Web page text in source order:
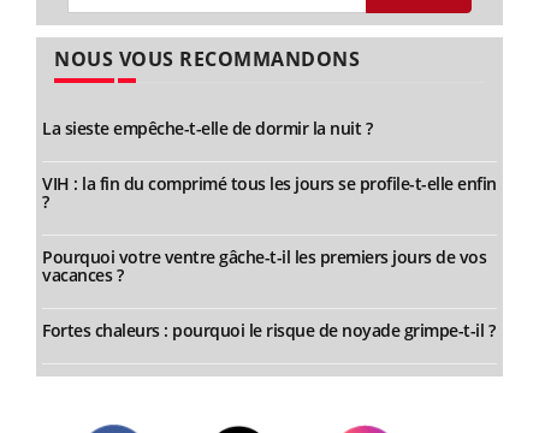
NOUS VOUS RECOMMANDONS
La sieste empêche-t-elle de dormir la nuit ?
VIH : la fin du comprimé tous les jours se profile-t-elle enfin
?
Pourquoi votre ventre gâche-t-il les premiers jours de vos
vacances ?
Fortes chaleurs : pourquoi le risque de noyade grimpe-t-il ?